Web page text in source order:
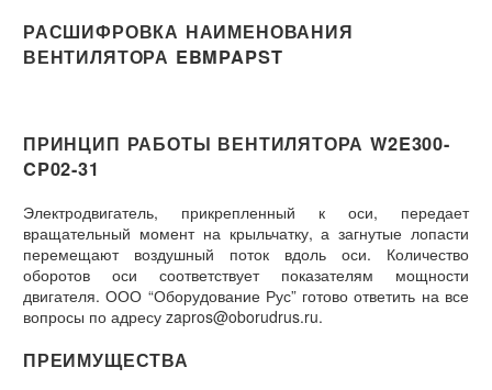
РАСШИФРОВКА НАИМЕНОВАНИЯ
ВЕНТИЛЯТОРА EBMPAPST
ПРИНЦИП РАБОТЫ ВЕНТИЛЯТОРА W2E300-
CP02-31
Электродвигатель, прикрепленный к оси, передает
вращательный момент на крыльчатку, а загнутые лопасти
перемещают воздушный поток вдоль оси. Количество
оборотов оси соответствует показателям мощности
двигателя. ООО “Оборудование Рус” готово ответить на все
вопросы по адресу zapros@oborudrus.ru.
ПРЕИМУЩЕСТВА